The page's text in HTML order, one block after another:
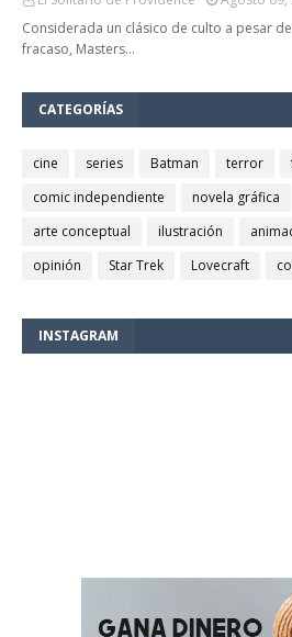
Considerada un clásico de culto a pesar
fracaso, Masters…
CATEGORÍAS
cine series Batman terror
comic independiente
novela gráfica
arte conceptual
ilustración
opinión
Star Trek Lovecraft
INSTAGRAM